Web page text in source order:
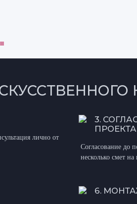
лично от
3.
Согласование до
несколько смет на
6.